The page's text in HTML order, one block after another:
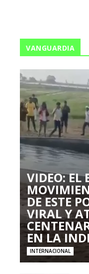
VANGUARDIA
VIDEO: EL
DE ESTE
VIRAL Y
EN LA
INTERNACIONAL